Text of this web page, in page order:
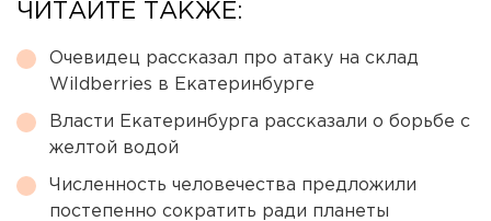
ЧИТАЙТЕ ТАКЖЕ:
Очевидец рассказал про атаку на склад
Wildberries в Екатеринбурге
Власти Екатеринбурга рассказали о борьбе с
желтой водой
Численность человечества предложили
постепенно сократить ради планеты